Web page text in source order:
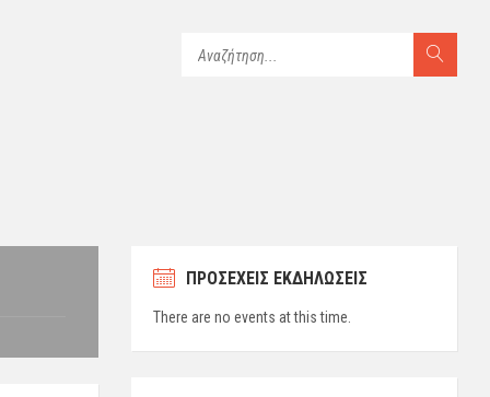
ΠΡΟΣΕΧΕΙΣ ΕΚΔΗΛΩΣΕΙΣ
There are no events at this time.